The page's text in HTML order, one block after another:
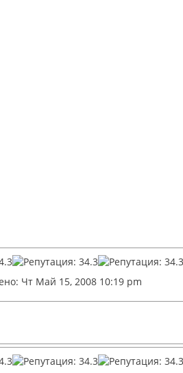
Чт Май 15, 2008 10:19 pm